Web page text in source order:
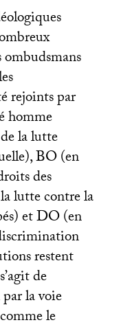
rejoints par
homme
la lutte
BO(en
des
lutte contre la
etDO(en
restent
de
la voie
le